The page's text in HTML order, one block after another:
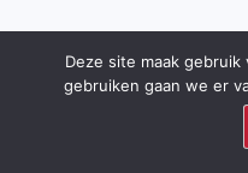
Deze site maak
gebruiken gaan we er